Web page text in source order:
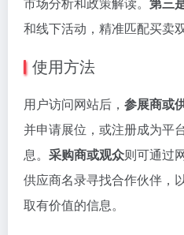
和线下活动，精准匹配买卖
使用方法
用户访问网站后， 参展商或
并申请展位，或注册成为平
息。 采购商或观众则可通过
供应商名录寻找合作伙伴，
取有价值的信息。